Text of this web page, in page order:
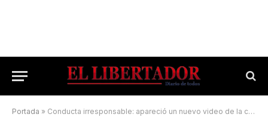
Portada » Conducta irresponsable: apareció un nuevo video de la camioneta transitando en una plaza